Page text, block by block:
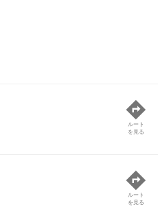
ルート
を見る
ルート
を見る